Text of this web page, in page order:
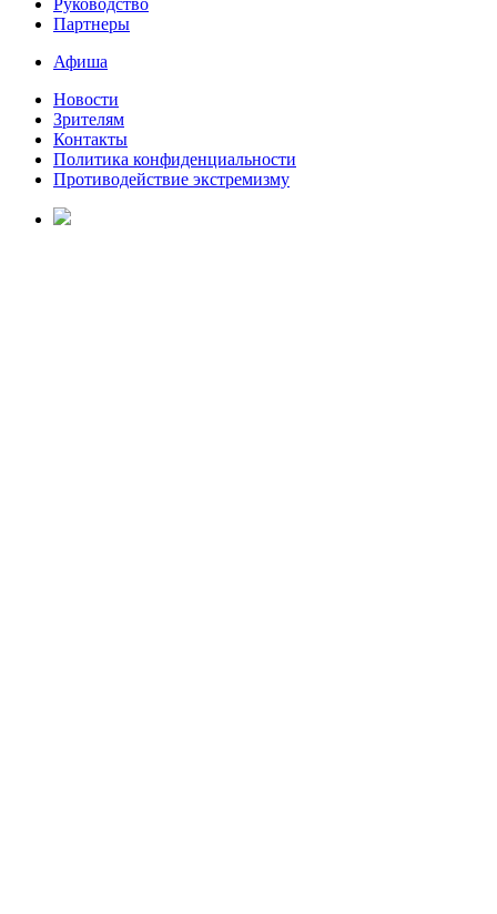
Партнеры
Афиша
Новости
Зрителям
Контакты
Политика конфиденциальности
Противодействие экстремизму